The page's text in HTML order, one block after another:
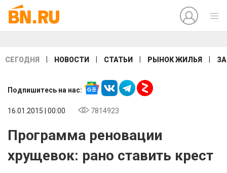
СЕГОДНЯ НОВОСТИ СТАТЬИ РЫНОК ЖИЛЬЯ
Подпишитесь на нас:
16.01.2015 | 00:00 7814923
Программа реновации
хрущевок: рано ставить крест